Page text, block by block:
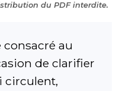
du PDF interdite.
au
de clarifier
circulent,